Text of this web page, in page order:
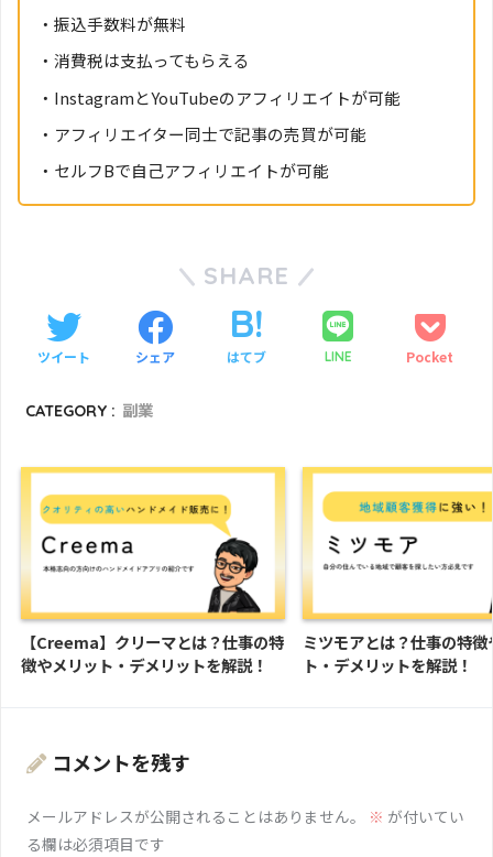
・振込手数料が無料
・消費税は支払ってもらえる
・InstagramとYouTubeのアフィリエイトが可能
・アフィリエイター同士で記事の売買が可能
・セルフBで自己アフィリエイトが可能
SHARE
ツイート シェア はてブ LINE Pocket
CATEGORY : 副業
【Creema】クリーマとは？仕事の特
徴やメリット・デメリットを解説！
ミツモアとは？仕事の特
ト・デメリットを解説！
コメントを残す
メールアドレスが公開されることはありません。 ※ が付いてい
る欄は必須項目です